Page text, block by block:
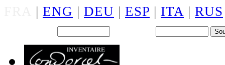
| ENG | DEU | ESP | ITA | RUS